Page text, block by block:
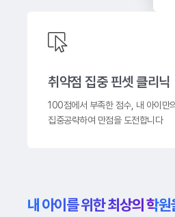
취약점 집중 핀셋 클리닉
100점에서 부족한 점수, 내 아이만
집중공략하여 만점을 도전합니다
내 아이를 위한 최상의 학